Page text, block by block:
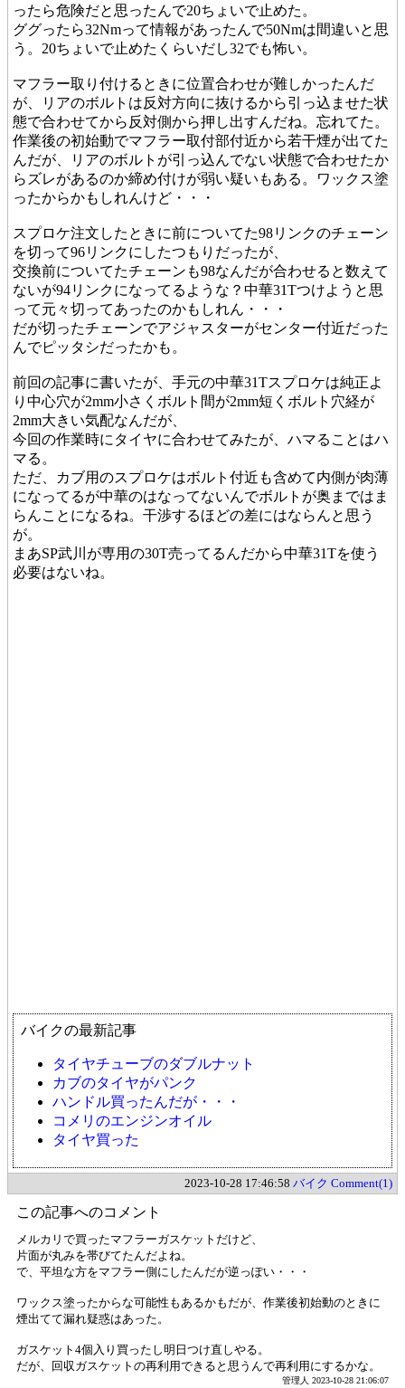
ったら危険だと思ったんで20ちょいで止めた。
ググったら32Nmって情報があったんで50Nmは間違いと思
う。20ちょいで止めたくらいだし32でも怖い。
マフラー取り付けるときに位置合わせが難しかったんだ
が、リアのボルトは反対方向に抜けるから引っ込ませた状
態で合わせてから反対側から押し出すんだね。忘れてた。
作業後の初始動でマフラー取付部付近から若干煙が出てた
んだが、リアのボルトが引っ込んでない状態で合わせたか
らズレがあるのか締め付けが弱い疑いもある。ワックス塗
ったからかもしれんけど・・・
スプロケ注文したときに前についてた98リンクのチェーン
を切って96リンクにしたつもりだったが、
交換前についてたチェーンも98なんだが合わせると数えて
ないが94リンクになってるような？中華31Tつけようと思
って元々切ってあったのかもしれん・・・
だが切ったチェーンでアジャスターがセンター付近だった
んでピッタシだったかも。
前回の記事に書いたが、手元の中華31Tスプロケは純正よ
り中心穴が2mm小さくボルト間が2mm短くボルト穴経が
2mm大きい気配なんだが、
今回の作業時にタイヤに合わせてみたが、ハマることはハ
マる。
ただ、カブ用のスプロケはボルト付近も含めて内側が肉薄
になってるが中華のはなってないんでボルトが奥まではま
らんことになるね。干渉するほどの差にはならんと思う
が。
まあSP武川が専用の30T売ってるんだから中華31Tを使う
必要はないね。
バイクの最新記事
タイヤチューブのダブルナット
カブのタイヤがパンク
ハンドル買ったんだが・・・
コメリのエンジンオイル
タイヤ買った
2023-10-28 17:46:58 バイク Comment(1)
この記事へのコメント
メルカリで買ったマフラーガスケットだけど、
片面が丸みを帯びてたんだよね。
で、平坦な方をマフラー側にしたんだが逆っぽい・・・
ワックス塗ったからな可能性もあるかもだが、作業後初始動のときに
煙出てて漏れ疑惑はあった。
ガスケット4個入り買ったし明日つけ直しやる。
だが、回収ガスケットの再利用できると思うんで再利用にするかな。
管理人 2023-10-28 21:06:07